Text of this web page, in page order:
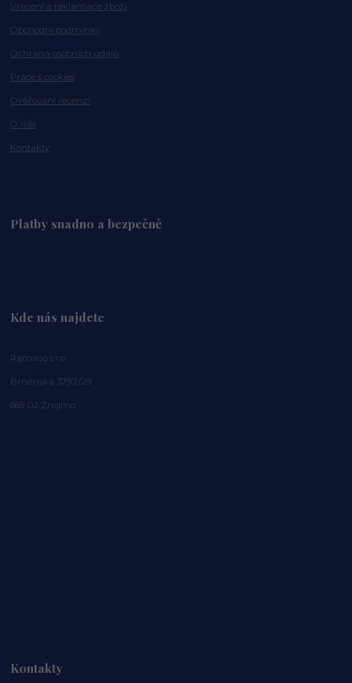
Vrácení a reklamace zboží
Obchodní podmínky
Ochrana osobních údajů
Práce s cookies
Ověřování recenzí
O nás
Kontakty
Platby snadno a bezpečně
Kde nás najdete
Ramaco s.r.o.
Brněnská 3797/29
669 02 Znojmo
Kontakty